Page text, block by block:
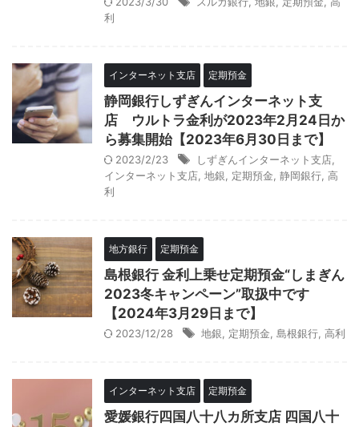
利
インターネット支店 定期預金
静岡銀行しずぎんインターネット支
店 ウルトラ金利が2023年2月24日か
ら募集開始【2023年6月30日まで】
2023/2/23 しずぎんインターネット支店
インターネット支店 地銀 定期預金 静岡銀行 高
利
地方銀行 定期預金
島根銀行 金利上乗せ定期預金“しまぎん
2023冬キャンペーン”取扱中です
【2024年3月29日まで】
2023/12/28 地銀 定期預金 島根銀行 高利
インターネット支店 定期預金
愛媛銀行四国八十八カ所支店 四国八十